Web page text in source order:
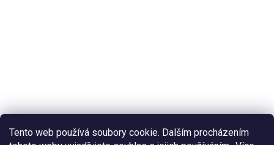
Tento web používá soubory cookie. Dalším procházením